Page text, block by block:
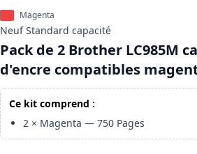
Magenta
Neuf Standard capacité
Pack de 2 Brother LC985M
d'encre compatibles
Ce kit comprend :
2 × Magenta —750 Pages